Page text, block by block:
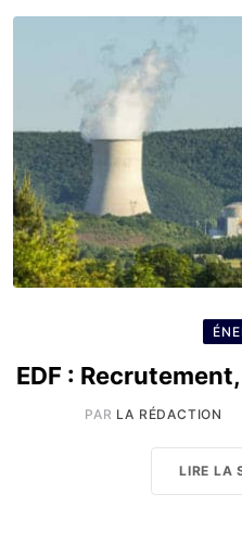
EDF :
PAR LA RÉDACTION
LIRE LA